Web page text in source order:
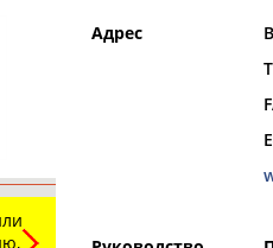
РЕСУРСНАЯ
Адрес